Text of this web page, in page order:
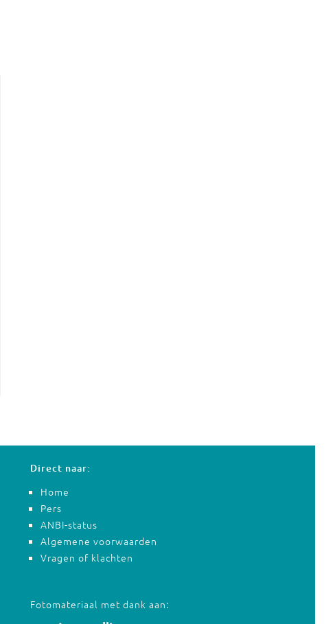
Direct naar:
Home
Pers
ANBI-status
Algemene voorwaarden
Vragen of klachten
Fotomateriaal met dank aan: